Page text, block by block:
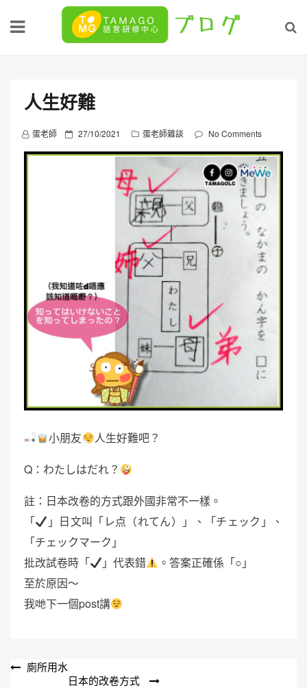
人生好難
蛋老師
P
o
27/10/2021 蛋老師雜談 No Comments
小朋友
人生好難吧？
Q：わたしはだれ？
註：日本改卷的方式跟外國非常不一樣。
「
」日文叫「レ点（れてん）」、「チェック」、
「チェックマーク」
批改試卷時「
」代表錯
。答案正確係「○」
至於原因～
我哋下一個post講
文 廁所用水
日本的改卷方式